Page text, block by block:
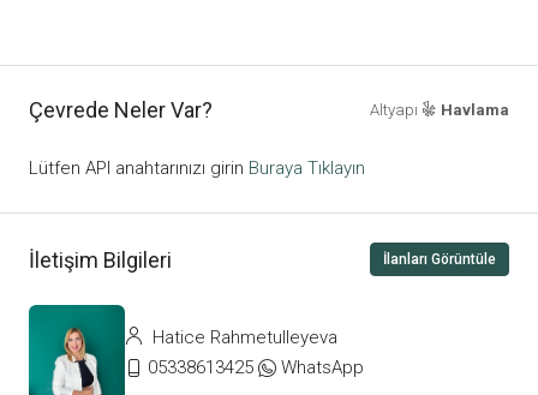
Çevrede Neler Var? Altyapı Havlama
Lütfen API anahtarınızı girin Buraya Tıklayın
İletişim Bilgileri İlanları Görüntüle
Hatice Rahmetulleyeva
05338613425
WhatsApp